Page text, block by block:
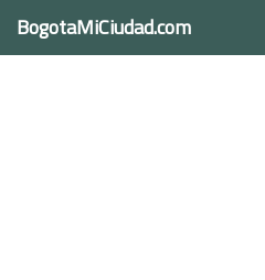
BogotaMiCiudad.com